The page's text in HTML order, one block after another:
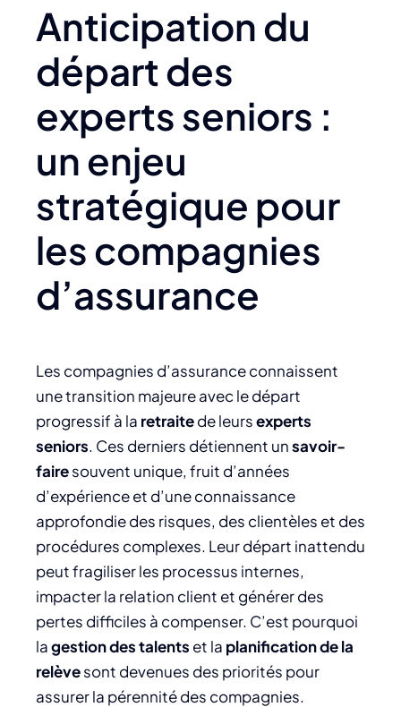
Anticipation du
départ des
experts seniors :
un enjeu
stratégique pour
les compagnies
d’assurance
Les compagnies d’assurance connaissent
une transition majeure avec le départ
progressif à la retraitede leursexperts
seniors. Ces derniers détiennent unsavoir-
fairesouvent unique, fruit d’années
d’expérience et d’une connaissance
approfondie des risques, des clientèles et des
procédures complexes. Leur départ inattendu
peut fragiliser les processus internes,
impacter la relation client et générer des
pertes difficiles à compenser. C’est pourquoi
lagestion des talents et la planification de la
relèvesont devenues des priorités pour
assurer la pérennité des compagnies.